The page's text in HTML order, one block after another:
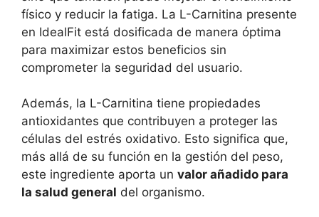
físico y reducir la fatiga. La L-Carnitina presente
en IdealFit está dosificada de manera óptima
para maximizar estos beneficios sin
comprometer la seguridad del usuario.
Además, la L-Carnitina tiene propiedades
antioxidantes que contribuyen a proteger las
células del estrés oxidativo. Esto significa que,
más allá de su función en la gestión del peso,
este ingrediente aporta un valor añadido para
la salud general del organismo.